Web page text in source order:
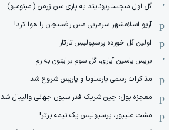
گل اول منچستریونایتد به پاری سن ژرمن (امبئومبو)
آریو اسلامشهر سرمربی مس رفسنجان را هوا کرد!
اولین گل خورده پرسپولیسِ تارتار
بریس یاسین آیاری، گل سوم برایتون به رم
مذاکرات رسمی بارسلونا و پاریس شروع شد
معجزه پول: چین شریک فدراسیون جهانی والیبال شد
مشت علیپور، پرسپولیس یک نیمه برتر!